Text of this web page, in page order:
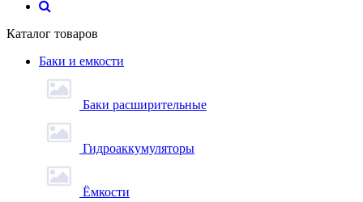
Каталог товаров
Баки и емкости
Баки расширительные
Гидроаккумуляторы
Ёмкости